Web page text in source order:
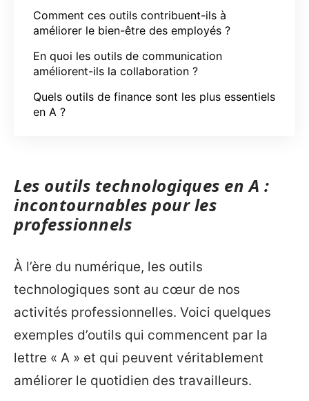
Comment ces outils contribuent-ils à
améliorer le bien-être des employés ?
En quoi les outils de communication
améliorent-ils la collaboration ?
Quels outils de finance sont les plus essentiels
en A ?
Les outils technologiques en A :
incontournables pour les
professionnels
À l’ère du numérique, les outils
technologiques sont au cœur de nos
activités professionnelles. Voici quelques
exemples d’outils qui commencent par la
lettre « A » et qui peuvent véritablement
améliorer le quotidien des travailleurs.